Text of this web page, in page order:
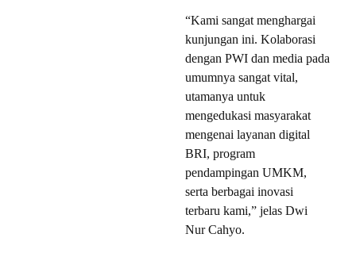
“Kami sangat menghargai
kunjungan ini. Kolaborasi
dengan PWI dan media pada
umumnya sangat vital,
utamanya untuk
mengedukasi masyarakat
mengenai layanan digital
BRI, program
pendampingan UMKM,
serta berbagai inovasi
terbaru kami,” jelas Dwi
Nur Cahyo.